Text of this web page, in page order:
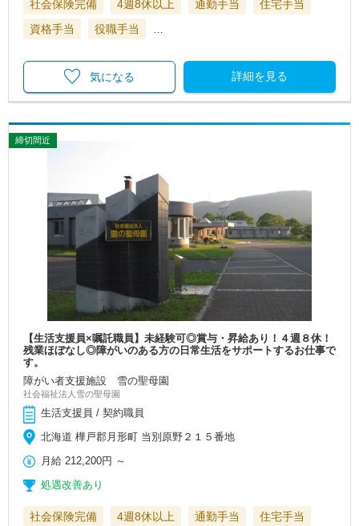
社会保険完備 4週8休以上 通勤手当
住宅手当
資格手当
役職手当 …
詳細を見る
気になる
締切間近
【生活支援員×嘱託職員】未経験可◎賞与・昇給あり！４週８休！
残業ほぼなし◎障がいのある方の日常生活をサポートするお仕事で
す。
障がい者支援施設 雪の聖母園
社会福祉法人雪の聖母園
生活支援員 / 契約職員
北海道 樺戸郡月形町 当別原野２１５番地
月給 212,200円 ～
処遇改善あり
社会保険完備 4週8休以上 通勤手当
住宅手当